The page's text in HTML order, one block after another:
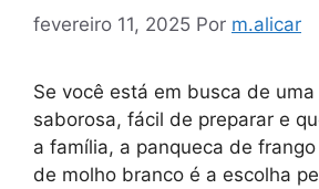
fevereiro 11, 2025 Por m.alicar
Se você está em busca de
saborosa, fácil de preparar e
a família, a panqueca de
de molho branco é a escolha